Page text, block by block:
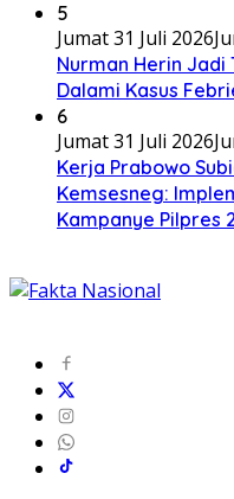
5
Jumat 31 Juli 2026
Nurman Herin Jadi
Dalami Kasus
6
Jumat 31 Juli 2026
Kerja Prabowo
Kemsesneg:
Kampanye Pilpres